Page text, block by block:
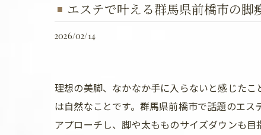
エステで叶える群馬県前橋市の脚
2026/02/14
理想の美脚、なかなか手に入らないと感じた
は自然なことです。群馬県前橋市で話題のエ
アプローチし、脚や太もものサイズダウンも